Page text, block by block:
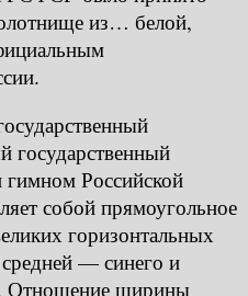
из… белой,
Российской
собой прямоугольное
горизонтальных
— синего и
Отношение ширины